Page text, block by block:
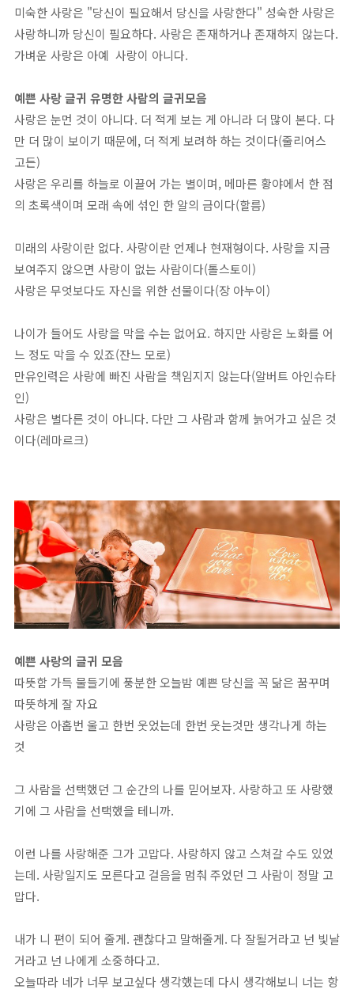
미숙한 사랑은 "당신이 필요해서 당신을 사랑한다" 성숙한 사랑은
사랑하니까 당신이 필요하다. 사랑은 존재하거나 존재하지 않는다.
가벼운 사랑은 아예 사랑이 아니다.
예쁜 사랑 글귀 유명한 사람의 글귀모음
사랑은 눈먼 것이 아니다. 더 적게 보는 게 아니라 더 많이 본다. 다
만 더 많이 보이기 때문에, 더 적게 보려하 하는 것이다(줄리어스
고든)
사랑은 우리를 하늘로 이끌어 가는 별이며, 메마른 황야에서 한 점
의 초록색이며 모래 속에 섞인 한 알의 금이다(할름)
미래의 사랑이란 없다. 사랑이란 언제나 현재형이다. 사랑을 지금
보여주지 않으면 사랑이 없는 사람이다(톨스토이)
사랑은 무엇보다도 자신을 위한 선물이다(장 아누이)
나이가 들어도 사랑을 막을 수는 없어요. 하지만 사랑은 노화를 어
느 정도 막을 수 있죠(잔느 모로)
만유인력은 사랑에 빠진 사람을 책임지지 않는다(알버트 아인슈타
인)
사랑은 별다른 것이 아니다. 다만 그 사람과 함께 늙어가고 싶은 것
이다(레마르크)
예쁜 사랑의 글귀 모음
따뜻함 가득 물들기에 풍분한 오늘밤 예쁜 당신을 꼭 닮은 꿈꾸며
따뜻하게 잘 자요
사랑은 아홉번 울고 한번 웃었는데 한번 웃는것만 생각나게 하는
것
그 사람을 선택했던 그 순간의 나를 믿어보자. 사랑하고 또 사랑했
기에 그 사람을 선택했을 테니까.
이런 나를 사랑해준 그가 고맙다. 사랑하지 않고 스쳐갈 수도 있었
는데. 사랑일지도 모른다고 걸음을 멈춰 주었던 그 사람이 정말 고
맙다.
내가 니 편이 되어 줄게. 괜찮다고 말해줄게. 다 잘될거라고 넌 빛날
거라고 넌 나에게 소중하다고.
오늘따라 네가 너무 보고싶다 생각했는데 다시 생각해보니 너는 항